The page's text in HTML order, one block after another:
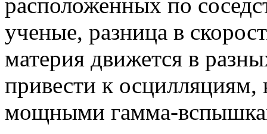
ученые, разница в
материя движется в
привести к осцилляциям,
мощными гамма-